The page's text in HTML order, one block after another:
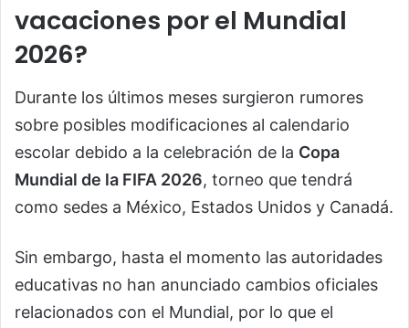
vacaciones por el Mundial
2026?
Durante los últimos meses surgieron rumores
sobre posibles modificaciones al calendario
escolar debido a la celebración de la Copa
Mundial de la FIFA 2026, torneo que tendrá
como sedes a México, Estados Unidos y Canadá.
Sin embargo, hasta el momento las autoridades
educativas no han anunciado cambios oficiales
relacionados con el Mundial, por lo que el